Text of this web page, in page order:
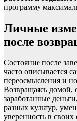
программу
Личные
после
Состояние после
часто описывается
переосмысления и
Возвращаясь домой,
заработанные
разных культур,
уверенность в своих